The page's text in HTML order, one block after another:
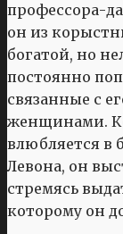
профессора-
он из
богатой, но
постоянно
связанные с
женщинами.
влюбляется в
Левона, он
стремясь
которому он